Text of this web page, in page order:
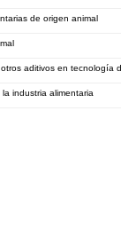
de origen animal
aditivos en tecnología
industria alimentaria